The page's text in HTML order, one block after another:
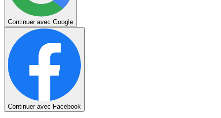
Continuer avec Google
Continuer avec Facebook